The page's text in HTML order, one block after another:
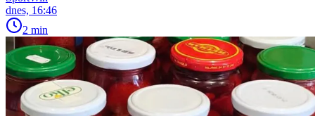
dnes, 16:46
2 min